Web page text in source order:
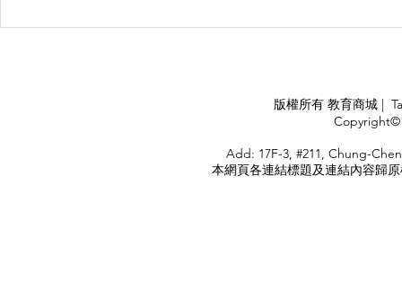
版權所有 教育商城 |
Copyright©
Add: 17F-3, #211, Chung-
本網頁各連結標題及連結內容歸